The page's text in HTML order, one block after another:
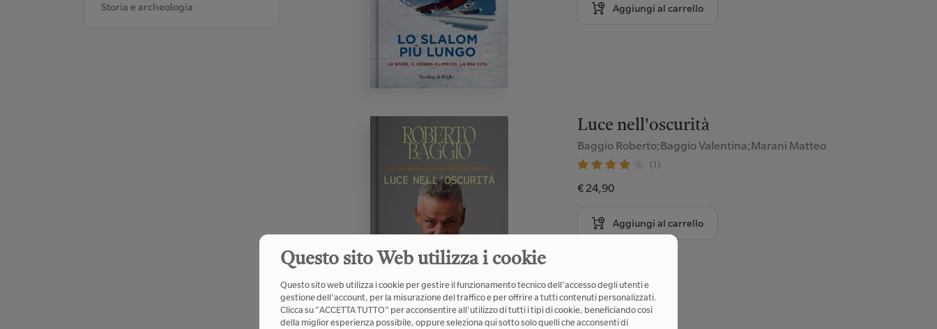
Storia e archeologia
Aggiungi al carrello
Luce nell'oscurità
Baggio Roberto;Baggio Valentina;Marani Matteo
(1)
€ 24,90
Aggiungi al carrello
Questo sito Web utilizza i cookie
Questo sito web utilizza i cookie per gestire il funzionamento tecnico dell'accesso degli utenti e
gestione dell'account, per la misurazione del traffico e per offrire a tutti contenuti personalizzati.
Clicca su "ACCETTA TUTTO" per acconsentire all'utilizzo di tutti i tipi di cookie, beneficiando così
della miglior esperienza possibile, oppure seleziona qui sotto solo quelli che acconsenti di